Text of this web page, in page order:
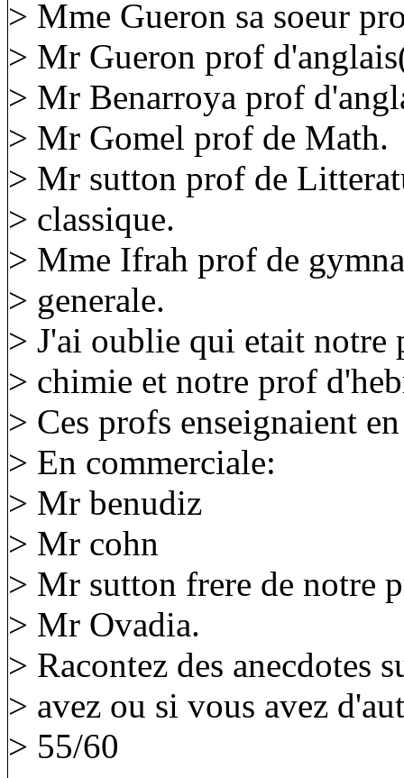
> Mme Gueron sa soeur
> Mr Gueron prof
> Mr Benarroya prof
> Mr Gomel prof de Math.
> Mr sutton prof de
> classique.
> Mme Ifrah prof de
> generale.
> J'ai oublie qui etait notre
> chimie et notre prof
> Ces profs enseignaient
> En commerciale:
> Mr benudiz
> Mr cohn
> Mr sutton frere de notre
> Mr Ovadia.
> Racontez des anecdotes
> avez ou si vous avez
> 55/60